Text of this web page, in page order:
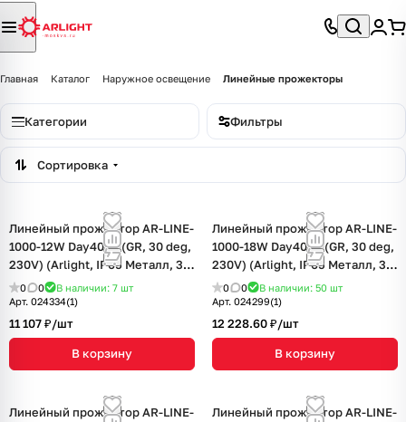
Главная Каталог Наружное освещение Линейные прожекторы
Категории Фильтры
Сортировка
Линейный прожектор AR-LINE-
1000-12W Day4000 (GR, 30 deg,
230V) (Arlight, IP65 Металл, 3
года)
0 0 В наличии: 7 шт
Арт. 024334(1)
11 107 ₽/шт
В корзину
Линейный прожектор AR-LINE-
1000-18W Day4000 (GR, 30 deg,
230V) (Arlight, IP65 Металл, 3
года)
0 0 В наличии: 50 шт
Арт. 024299(1)
12 228.60 ₽/шт
В корзину
Линейный прожектор AR-LINE-
Линейный прожектор AR-LINE-